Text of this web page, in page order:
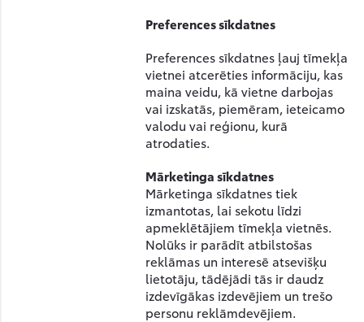
Preferences sīkdatnes
Preferences sīkdatnes ļauj tīmekļa
vietnei atcerēties informāciju, kas
maina veidu, kā vietne darbojas
vai izskatās, piemēram, ieteicamo
valodu vai reģionu, kurā
atrodaties.
Mārketinga sīkdatnes
Mārketinga sīkdatnes tiek
izmantotas, lai sekotu līdzi
apmeklētājiem tīmekļa vietnēs.
Nolūks ir parādīt atbilstošas
reklāmas un interesē atsevišķu
lietotāju, tādējādi tās ir daudz
izdevīgākas izdevējiem un trešo
personu reklāmdevējiem.